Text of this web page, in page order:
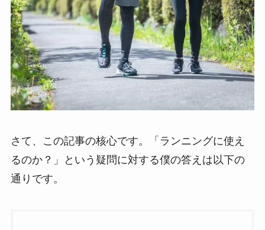
さて、この記事の核心です。「ランニングに使え
るのか？」という疑問に対する僕の答えは以下の
通りです。